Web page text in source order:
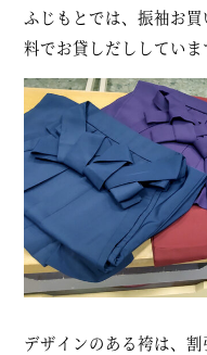
ふじもとでは、振袖お
料でお貸しだししていま
デザインのある袴は、